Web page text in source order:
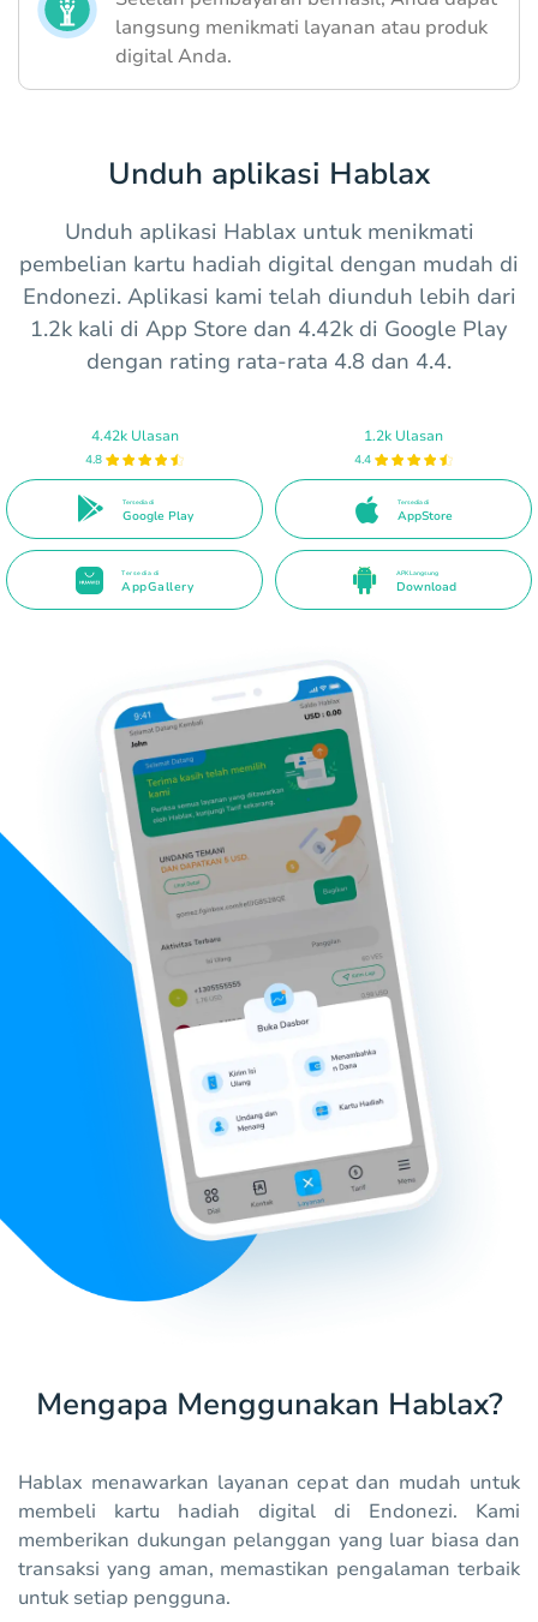
langsung menikmati layanan atau produk
digital Anda.
Unduh aplikasi Hablax
Unduh aplikasi Hablax untuk menikmati
pembelian kartu hadiah digital dengan mudah di
Endonezi. Aplikasi kami telah diunduh lebih dari
1.2k kali di App Store dan 4.42k di Google Play
dengan rating rata-rata 4.8 dan 4.4.
4.42k Ulasan
4.8
Tersedia di
Google Play
1.2k Ulasan
4.4
Tersedia di
AppStore
Tersedia di
AppGallery
APK Langsung
Download
Mengapa Menggunakan Hablax?
Hablax menawarkan layanan cepat dan mudah untuk
membeli kartu hadiah digital di Endonezi. Kami
memberikan dukungan pelanggan yang luar biasa dan
transaksi yang aman, memastikan pengalaman terbaik
untuk setiap pengguna.